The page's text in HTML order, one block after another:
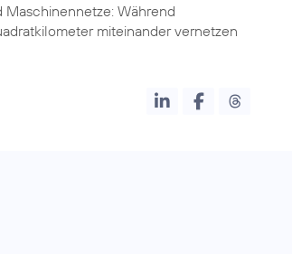
Maschinennetze: Während
miteinander vernetzen